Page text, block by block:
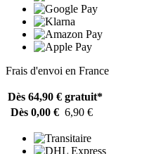
Frais d'envoi en France
Dès 64,90 € gratuit*
Dès 0,00 € 6,90 €